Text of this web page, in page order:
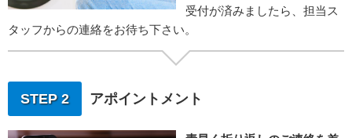
受付が済みましたら、担当ス
タッフからの連絡をお待ち下さい。
STEP 2 アポイントメント